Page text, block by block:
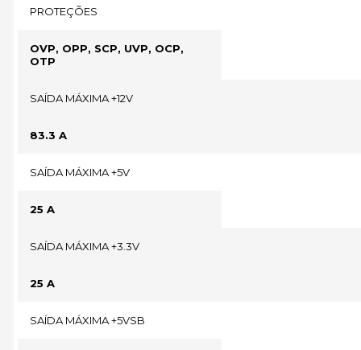
PROTEÇÕES
OVP, OPP, SCP, UVP, OCP,
OTP
SAÍDA MÁXIMA +12V
83.3 A
SAÍDA MÁXIMA +5V
25 A
SAÍDA MÁXIMA +3.3V
25 A
SAÍDA MÁXIMA +5VSB